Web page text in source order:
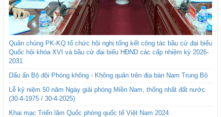
Quân chủng PK-KQ tổ chức hội nghị tổng kết công tác bầu cử đại biểu
Quốc hội khóa XVI và bầu cử đại biểu HĐND các cấp nhiệm kỳ 2026-
2031
Dấu ấn Bộ đội Phòng không - Không quân trên địa bàn Nam Trung Bộ
Lễ kỷ niệm 50 năm Ngày giải phóng Miền Nam, thống nhất đất nước
(30-4-1975 / 30-4-2025)
Khai mạc Triển lãm Quốc phòng quốc tế Việt Nam 2024